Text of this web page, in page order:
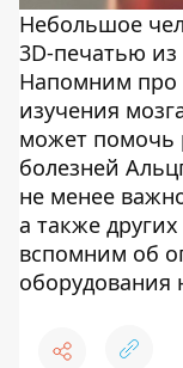
Небольшое
3D-печатью
Напомним про
изучения
может помочь
болезней
не менее
а также
вспомним об
оборудования